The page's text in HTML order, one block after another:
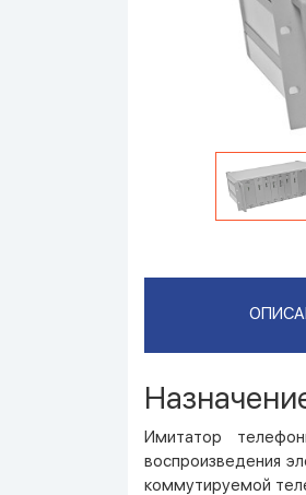
Имитатор
воспроизведения
коммутируемой